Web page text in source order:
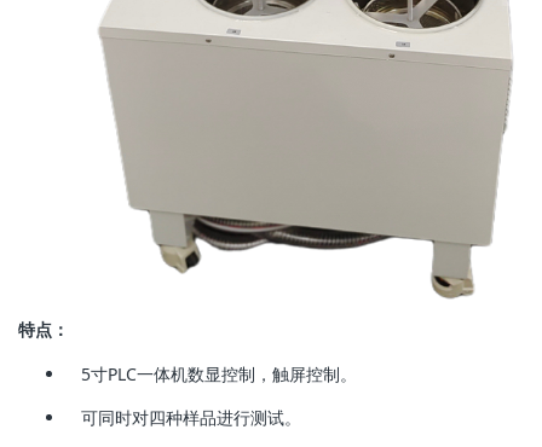
特点：
5寸PLC一体机数显控制，触屏控制。
可同时对四种样品进行测试。